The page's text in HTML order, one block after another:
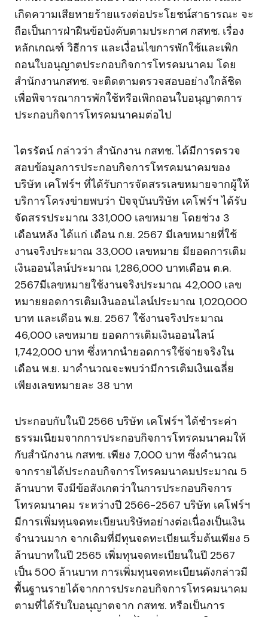
เกิดความเสียหายร้ายแรงต่อประโยชน์สาธารณะ จะ
ถือเป็นการฝ่าฝืนข้อบังคับตามประกาศ กสทช. เรื่อง
หลักเกณฑ์ วิธีการ และเงื่อนไขการพักใช้และเพิก
ถอนใบอนุญาตประกอบกิจการโทรคมนาคม โดย
สำนักงานกสทช. จะติดตามตรวจสอบอย่างใกล้ชิด
เพื่อพิจารณาการพักใช้หรือเพิกถอนใบอนุญาตการ
ประกอบกิจการโทรคมนาคมต่อไป
ไตรรัตน์ กล่าวว่า สำนักงาน กสทช. ได้มีการตรวจ
สอบข้อมูลการประกอบกิจการโทรคมนาคมของ
บริษัท เคโฟร์ฯ ที่ได้รับการจัดสรรเลขหมายจากผู้ให้
บริการโครงข่ายพบว่า ปัจจุบันบริษัท เคโฟร์ฯ ได้รับ
จัดสรรประมาณ 331,000 เลขหมาย โดยช่วง 3
เดือนหลัง ได้แก่ เดือน ก.ย. 2567 มีเลขหมายที่ใช้
งานจริงประมาณ 33,000 เลขหมาย มียอดการเติม
เงินออนไลน์ประมาณ 1,286,000 บาทเดือน ต.ค.
2567มีเลขหมายใช้งานจริงประมาณ 42,000 เลข
หมายยอดการเติมเงินออนไลน์ประมาณ 1,020,000
บาท และเดือน พ.ย. 2567 ใช้งานจริงประมาณ
46,000 เลขหมาย ยอดการเติมเงินออนไลน์
1,742,000 บาท ซึ่งหากนำยอดการใช้จ่ายจริงใน
เดือน พ.ย. มาคำนวณจะพบว่ามีการเติมเงินเฉลี่ย
เพียงเลขหมายละ 38 บาท
ประกอบกับในปี 2566 บริษัท เคโฟร์ฯ ได้ชำระค่า
ธรรมเนียมจากการประกอบกิจการโทรคมนาคมให้
กับสำนักงาน กสทช. เพียง 7,000 บาท ซึ่งคำนวณ
จากรายได้ประกอบกิจการโทรคมนาคมประมาณ 5
ล้านบาท จึงมีข้อสังเกตว่าในการประกอบกิจการ
โทรคมนาคม ระหว่างปี 2566-2567 บริษัท เคโฟร์ฯ
มีการเพิ่มทุนจดทะเบียนบริษัทอย่างต่อเนื่องเป็นเงิน
จำนวนมาก จากเดิมที่มีทุนจดทะเบียนเริ่มต้นเพียง 5
ล้านบาทในปี 2565 เพิ่มทุนจดทะเบียนในปี 2567
เป็น 500 ล้านบาท การเพิ่มทุนจดทะเบียนดังกล่าวมี
พื้นฐานรายได้จากการประกอบกิจการโทรคมนาคม
ตามที่ได้รับใบอนุญาตจาก กสทช. หรือเป็นการ